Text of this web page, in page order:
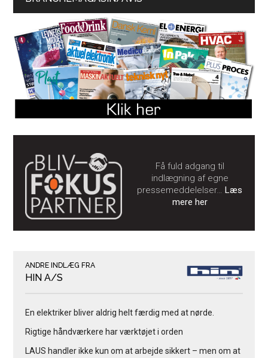
Få fuld adgang til
indlægning af egne
pressemeddelelser…Læs
mere her
ANDRE INDLÆG FRA
HIN A/S
En elektriker bliver aldrig helt færdig med at nørde.
Rigtige håndværkere har værktøjet i orden
LAUS handler ikke kun om at arbejde sikkert – men om at